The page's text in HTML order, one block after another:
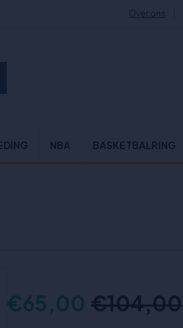
Over ons
NBA BASKETBALRING
€65,00 €104,00